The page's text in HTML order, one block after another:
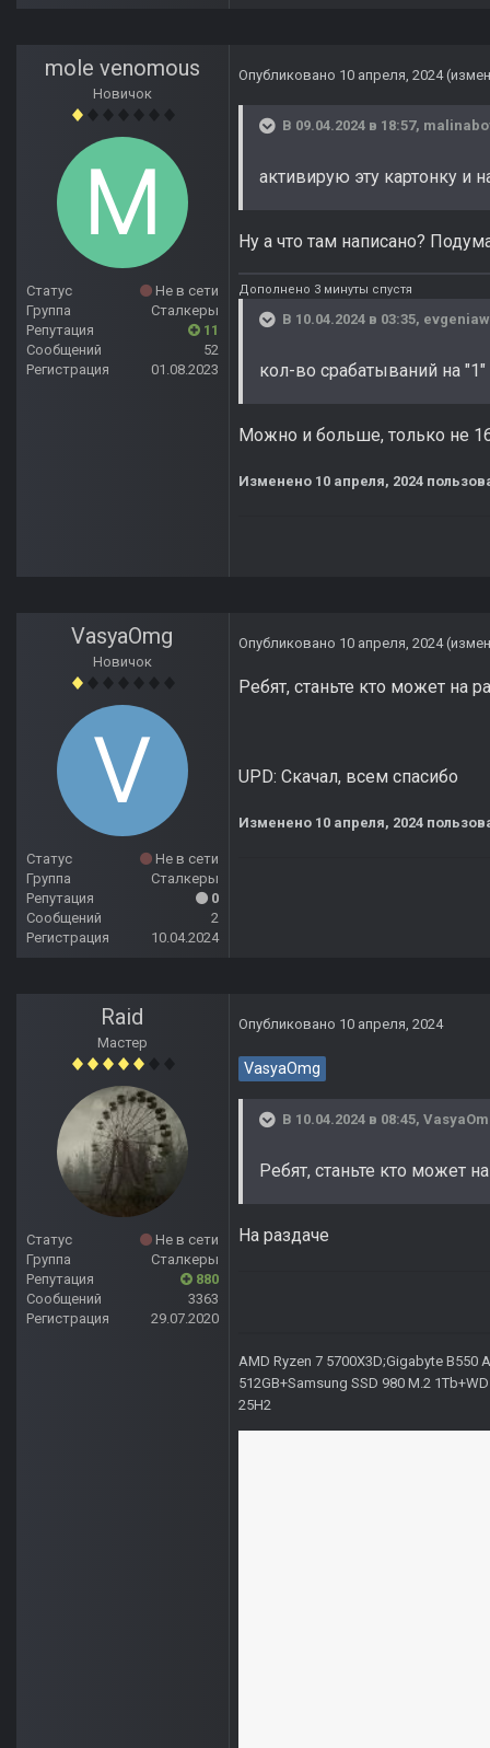
mole venomous
Новичок
Статус
Не в сети
Группа
Сталкеры
Репутация
11
Сообщений
52
Регистрация
01.08.2023
Опубликовано 10 апреля, 2024
В 09.04.2024 в 18:57,
активирую эту картонку и
Ну а что там написано?
Дополнено 3 минуты спустя
В 10.04.2024 в 03:35,
кол-во срабатываний на "1"
Можно и больше, только не
Изменено 10 апреля, 2024
VasyaOmg
Новичок
Статус
Не в сети
Группа
Сталкеры
Репутация
0
Сообщений
2
Регистрация
10.04.2024
Опубликовано 10 апреля, 2024
Ребят, станьте кто может на
UPD: Скачал, всем спасибо
Изменено 10 апреля, 2024
Raid
Мастер
Статус
Не в сети
Группа
Сталкеры
Репутация
880
Сообщений
3363
Регистрация
29.07.2020
Опубликовано 10 апреля, 2024
VasyaOmg
В 10.04.2024 в 08:45,
Ребят, станьте кто может
На раздаче
AMD Ryzen 7 5700X3D;Gigabyte B550
512GB+Samsung SSD 980 M.2
25H2